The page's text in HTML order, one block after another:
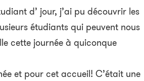
d’ jour, j’ai pu découvrir les
étudiants qui peuvent nous
cette journée à quiconque
et pour cet accueil! C’était une